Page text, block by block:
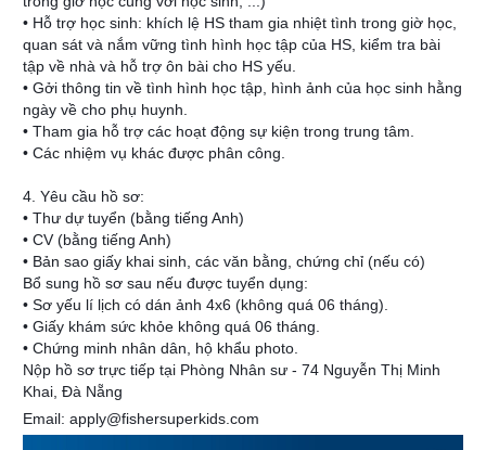
• Hỗ trợ học sinh: khích lệ HS tham gia nhiệt tình trong giờ học,
quan sát và nắm vững tình hình học tập của HS, kiểm tra bài
tập về nhà và hỗ trợ ôn bài cho HS yếu.
• Gởi thông tin về tình hình học tập, hình ảnh của học sinh hằng
ngày về cho phụ huynh.
• Tham gia hỗ trợ các hoạt động sự kiện trong trung tâm.
• Các nhiệm vụ khác được phân công.
4. Yêu cầu hồ sơ:
• Thư dự tuyển (bằng tiếng Anh)
• CV (bằng tiếng Anh)
• Bản sao giấy khai sinh, các văn bằng, chứng chỉ (nếu có)
Bổ sung hồ sơ sau nếu được tuyển dụng:
• Sơ yếu lí lịch có dán ảnh 4x6 (không quá 06 tháng).
• Giấy khám sức khỏe không quá 06 tháng.
• Chứng minh nhân dân, hộ khẩu photo.
Nộp hồ sơ trực tiếp tại Phòng Nhân sư - 74 Nguyễn Thị Minh
Khai, Đà Nẵng
Email: apply@fishersuperkids.com